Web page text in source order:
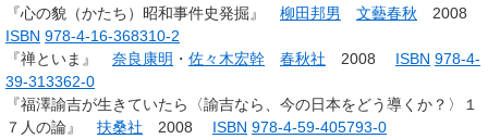
『心の貌（かたち）昭和事件史発掘』 柳田邦男 文藝春秋 2008
ISBN 978-4-16-368310-2
『禅といま』 奈良康明 ・ 佐々木宏幹 春秋社 2008 ISBN 978-4-
39-313362-0
『福澤諭吉が生きていたら〈諭吉なら、今の日本をどう導くか？〉１
７人の論』 扶桑社 2008 ISBN 978-4-59-405793-0